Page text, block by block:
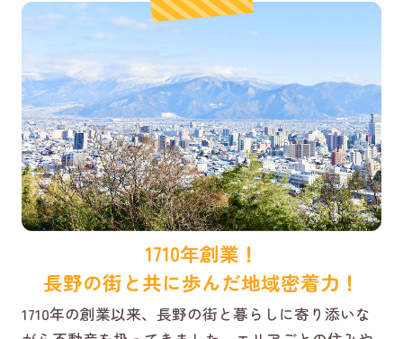
1710年創業！
長野の街と共に歩んだ地域密着力！
1710年の創業以来、長野の街と暮らしに寄り添いな